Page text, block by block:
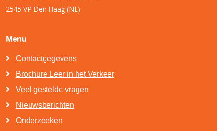
2545 VP Den Haag (NL)
Menu
Contactgegevens
Brochure Leer in het Verkeer
Veel gestelde vragen
Nieuwsberichten
Onderzoeken